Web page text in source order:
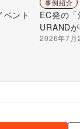
ベント
事例紹介
EC発の
URAND
で届ける“
2026年7月